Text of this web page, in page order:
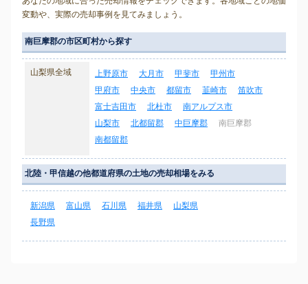
変動や、実際の売却事例を見てみましょう。
南巨摩郡の市区町村から探す
山梨県全域 上野原市 大月市 甲斐市
甲州市
甲府市
中央市 都留市 韮崎市
笛吹市
富士吉田市
北杜市
南アルプス市
山梨市
北都留郡 中巨摩郡
南巨摩郡
南都留郡
北陸・甲信越の他都道府県の土地の売却相場をみる
新潟県 富山県 石川県 福井県
山梨県
長野県